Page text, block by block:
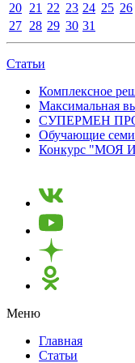
20 21 22 23 24 25 26
27 28 29 30 31
Статьи
Комплексное
Максимальная
СУПЕРМЕН
Обучающие
Конкурс "МОЯ
Меню
Главная
Статьи